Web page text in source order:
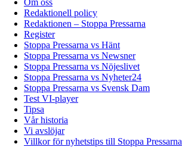
Om oss
Redaktionell policy
Redaktionen – Stoppa Pressarna
Register
Stoppa Pressarna vs Hänt
Stoppa Pressarna vs Newsner
Stoppa Pressarna vs Nöjeslivet
Stoppa Pressarna vs Nyheter24
Stoppa Pressarna vs Svensk Dam
Test VI-player
Tipsa
Vår historia
Vi avslöjar
Villkor för nyhetstips till Stoppa Pressarna